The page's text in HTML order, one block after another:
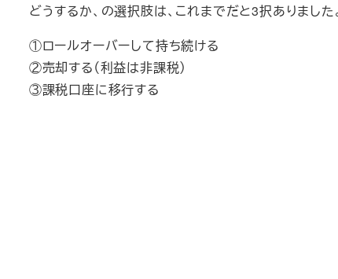
どうするか、の選択肢は、これまでだと3択ありました
①ロールオーバーして持ち続ける
②売却する（利益は非課税）
③課税口座に移行する